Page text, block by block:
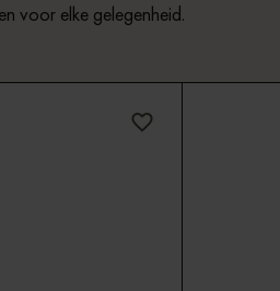
voor elke gelegenheid.